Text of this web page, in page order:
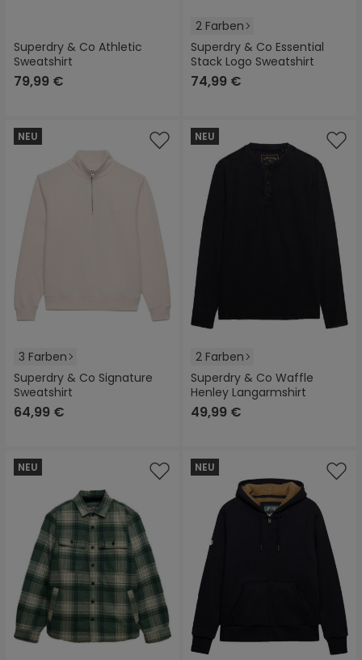
Superdry & Co Athletic
Sweatshirt
79,99 €
2 Farben
Superdry & Co Essential
Stack Logo Sweatshirt
74,99 €
NEU
3 Farben
Superdry & Co Signature
Sweatshirt
64,99 €
NEU
2 Farben
Superdry & Co Waffle
Henley Langarmshirt
49,99 €
NEU NEU